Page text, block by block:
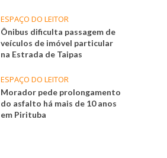
ESPAÇO DO LEITOR
Ônibus dificulta passagem de
veículos de imóvel particular
na Estrada de Taipas
ESPAÇO DO LEITOR
Morador pede prolongamento
do asfalto há mais de 10 anos
em Pirituba